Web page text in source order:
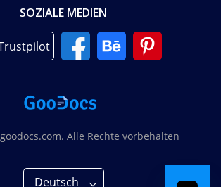
SOZIALE MEDIEN
Alle Rechte vorbehalten
Deutsch